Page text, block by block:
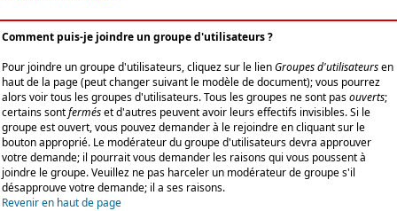
Comment puis-je joindre un groupe d'utilisateurs ?
Pour joindre un groupe d'utilisateurs, cliquez sur le lienGroupes d'utilisateursen
haut de la page (peut changer suivant le modèle de document); vous pourrez
alors voir tous les groupes d'utilisateurs. Tous les groupes ne sont pasouverts;
certains sontferméset d'autres peuvent avoir leurs effectifs invisibles. Si le
groupe est ouvert, vous pouvez demander à le rejoindre en cliquant sur le
bouton approprié. Le modérateur du groupe d'utilisateurs devra approuver
votre demande; il pourrait vous demander les raisons qui vous poussent à
joindre le groupe. Veuillez ne pas harceler un modérateur de groupe s'il
désapprouve votre demande; il a ses raisons.
Revenir en haut de page